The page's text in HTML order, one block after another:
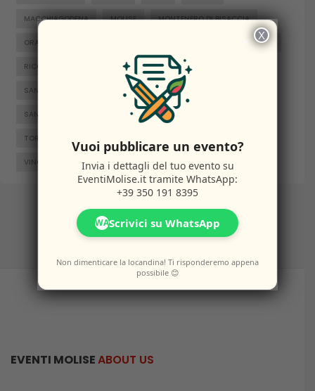
MACCHIAGODENA MOLISE MONTENERO DI BISACCIA
ORATINO PIETRACATELLA
RICCIA ROCCAMANDOLFI
SAN GIACOMO DEGLI SCHIAVONI SAN MASSIMO
SANTA CROCE DI MAGLIANO SEPINO
TORELLA DEL SANNIO
VINCHIATURO
EVENTI MOLISEABOUT US
×
Vuoi pubblicare un evento?
Invia i dettagli del tuo evento su
EventiMolise.it tramite WhatsApp:
+39 350 191 8395
WAScrivici su WhatsApp
Non dimenticare la locandina! Ti risponderemo appena
possibile 😊
X